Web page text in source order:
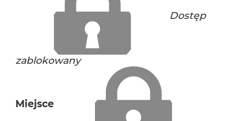
Dostęp
zablokowany
Miejsce